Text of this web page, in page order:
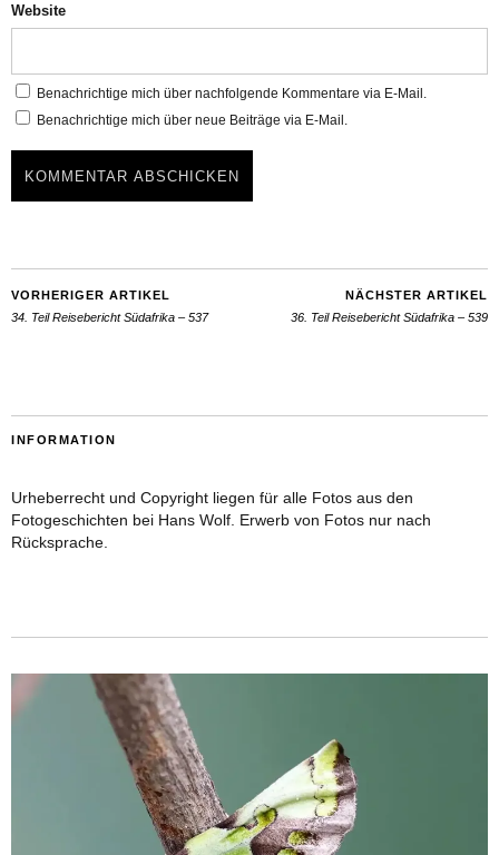
Website
Benachrichtige mich über nachfolgende Kommentare via E-Mail.
Benachrichtige mich über neue Beiträge via E-Mail.
VORHERIGER ARTIKEL
34. Teil Reisebericht Südafrika – 537
NÄCHSTER ARTIKEL
36. Teil Reisebericht Südafrika – 539
INFORMATION
Urheberrecht und Copyright liegen für alle Fotos aus den
Fotogeschichten bei Hans Wolf. Erwerb von Fotos nur nach
Rücksprache.